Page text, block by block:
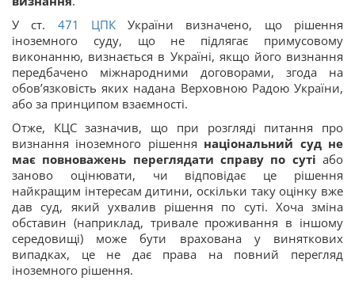
У ст. 471 ЦПКУкраїни визначено, що рішення
іноземного суду, що не підлягає примусовому
виконанню, визнається в Україні, якщо його визнання
передбачено міжнародними договорами, згода на
обов’язковість яких надана Верховною Радою України,
або за принципом взаємності.
Отже, КЦС зазначив, що при розгляді питання про
визнання іноземного рішення національний суд не
має повноважень переглядати справу по суті або
заново оцінювати, чи відповідає це рішення
найкращим інтересам дитини, оскільки таку оцінку вже
дав суд, який ухвалив рішення по суті. Хоча зміна
обставин (наприклад, тривале проживання в іншому
середовищі) може бути врахована у виняткових
випадках, це не дає права на повний перегляд
іноземного рішення.